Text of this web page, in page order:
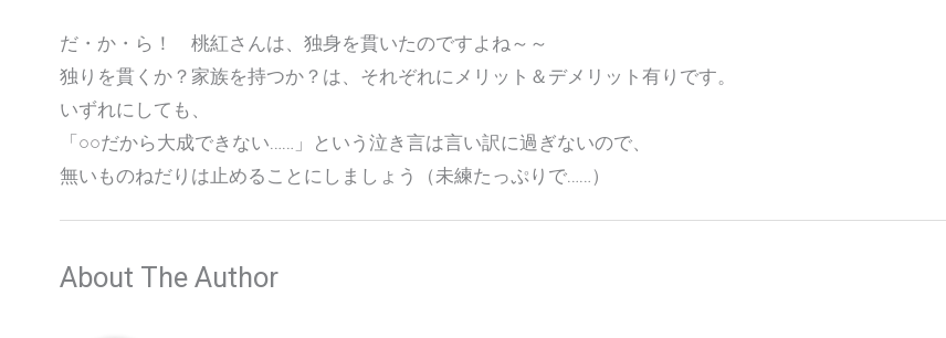
だ・か・ら！ 桃紅さんは、独身を貫いたのですよね～～
独りを貫くか？家族を持つか？は、それぞれにメリット＆デメリット有りです。
いずれにしても、
「○○だから大成できない……」という泣き言は言い訳に過ぎないので、
無いものねだりは止めることにしましょう（未練たっぷりで……）
About The Author